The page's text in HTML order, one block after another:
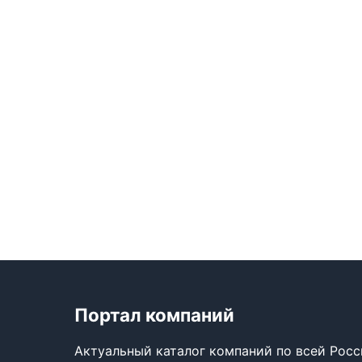
Портал компаний
Актуальный каталог компаний по всей